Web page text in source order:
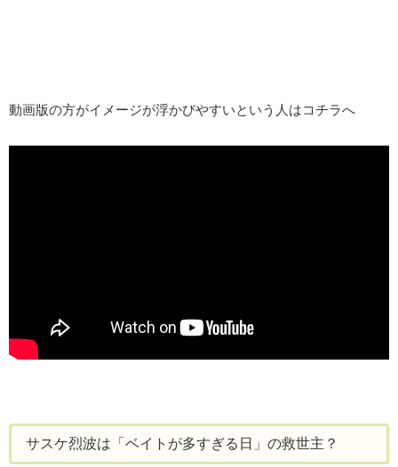
動画版の方がイメージが浮かびやすいという人はコチラへ
サスケ烈波は「ベイトが多すぎる日」の救世主？